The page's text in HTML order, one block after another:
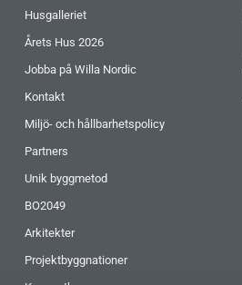
Husgalleriet
Årets Hus 2026
Jobba på Willa Nordic
Kontakt
Miljö- och hållbarhetspolicy
Partners
Unik byggmetod
BO2049
Arkitekter
Projektbyggnationer